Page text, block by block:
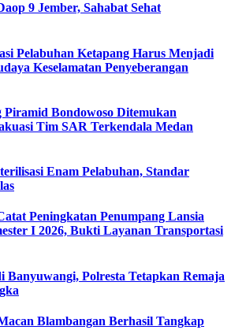
9 Jember, Sahabat Sehat
Pelabuhan Ketapang Harus Menjadi
Keselamatan Penyeberangan
Bondowoso Ditemukan
Tim SAR Terkendala Medan
Enam Pelabuhan, Standar
Peningkatan Penumpang Lansia
I 2026, Bukti Layanan Transportasi
Banyuwangi, Polresta Tetapkan Remaja
Blambangan Berhasil Tangkap